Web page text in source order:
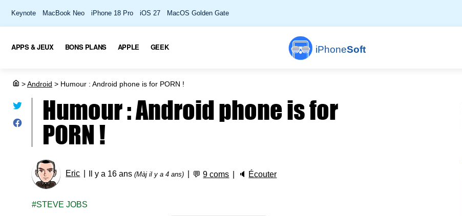
Keynote MacBook Neo iPhone 18 Pro iOS 27 MacOS Golden Gate
iPhoneSoft
APPS & JEUX BONS PLANS APPLE GEEK
>Android > Humour : Android phone is for PORN !
Humour : Android phone is for
PORN !
Eric Il y a 16 ans(Màj il y a 4 ans) 💬9 coms 🔈 Écouter
STEVE JOBS